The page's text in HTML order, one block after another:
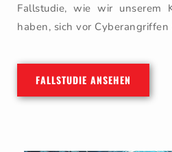
Fallstudie, wie wir unserem
haben, sich vor Cyberangriffen
FALLSTUDIE ANSEHEN